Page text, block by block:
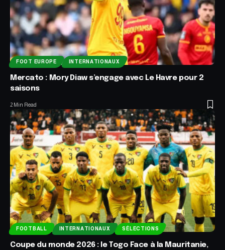
FOOT EUROPE INTERNATIONAUX
Mercato : Mory Diaw s’engage avec Le Havre pour 2
saisons
2 Min Read
FOOTBALL INTERNATIONAUX SÉLECTIONS
Coupe du monde 2026 : le Togo Face à la Mauritanie,